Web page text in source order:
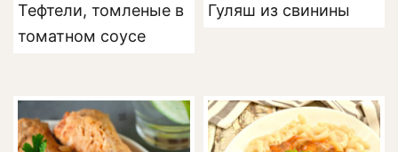
Тефтели, томленые в
томатном соусе
Гуляш из свинины